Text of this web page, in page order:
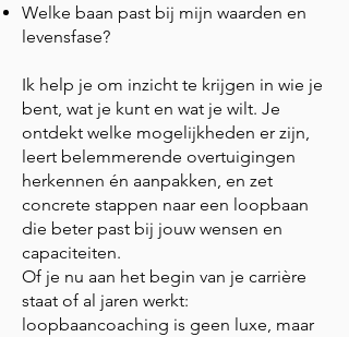
Welke baan past bij mijn waarden en
levensfase?
Ik help je om inzicht te krijgen in wie je
bent, wat je kunt en wat je wilt. Je
ontdekt welke mogelijkheden er zijn,
leert belemmerende overtuigingen
herkennen én aanpakken, en zet
concrete stappen naar een loopbaan
die beter past bij jouw wensen en
capaciteiten.
Of je nu aan het begin van je carrière
staat of al jaren werkt:
loopbaancoaching is geen luxe, maar